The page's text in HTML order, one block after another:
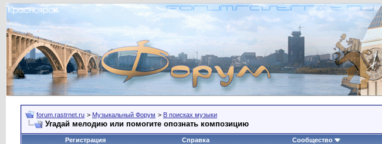
forum.rastrnet.ru > Музыкальный Форум > В поисках музыки
Угадай мелодию или помогите опознать композицию
Регистрация
Справка Сообщество